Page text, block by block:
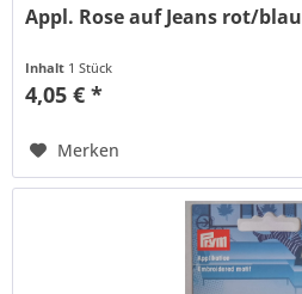
Appl. Rose auf Jeans rot/blau
Inhalt 1 Stück
4,05 € *
Merken